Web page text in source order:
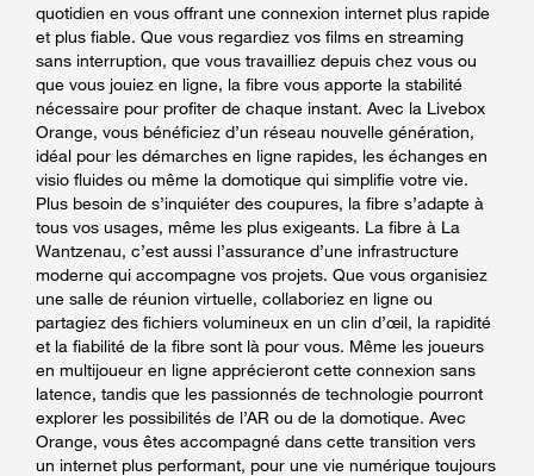
quotidien en vous offrant une connexion internet plus rapide
et plus fiable. Que vous regardiez vos films en streaming
sans interruption, que vous travailliez depuis chez vous ou
que vous jouiez en ligne, la fibre vous apporte la stabilité
nécessaire pour profiter de chaque instant. Avec la Livebox
Orange, vous bénéficiez d’un réseau nouvelle génération,
idéal pour les démarches en ligne rapides, les échanges en
visio fluides ou même la domotique qui simplifie votre vie.
Plus besoin de s’inquiéter des coupures, la fibre s’adapte à
tous vos usages, même les plus exigeants. La fibre à La
Wantzenau, c’est aussi l’assurance d’une infrastructure
moderne qui accompagne vos projets. Que vous organisiez
une salle de réunion virtuelle, collaboriez en ligne ou
partagiez des fichiers volumineux en un clin d’œil, la rapidité
et la fiabilité de la fibre sont là pour vous. Même les joueurs
en multijoueur en ligne apprécieront cette connexion sans
latence, tandis que les passionnés de technologie pourront
explorer les possibilités de l’AR ou de la domotique. Avec
Orange, vous êtes accompagné dans cette transition vers
un internet plus performant, pour une vie numérique toujours